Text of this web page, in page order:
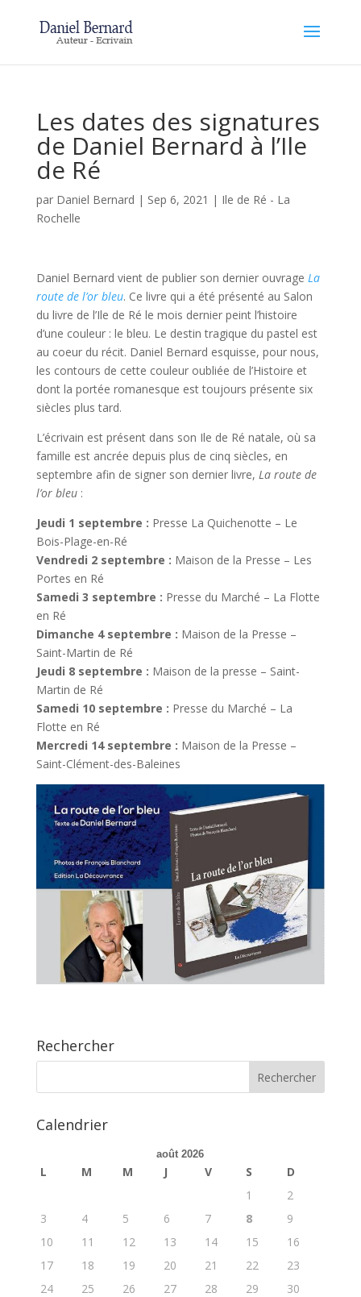
Les dates des signatures
de Daniel Bernard à l’Ile
de Ré
par Daniel Bernard | Sep 6, 2021 | Ile de Ré - La
Rochelle
Daniel Bernard vient de publier son dernier ouvrage La
route de l’or bleu. Ce livre qui a été présenté au Salon
du livre de l’Ile de Ré le mois dernier peint l’histoire
d’une couleur : le bleu. Le destin tragique du pastel est
au coeur du récit. Daniel Bernard esquisse, pour nous,
les contours de cette couleur oubliée de l’Histoire et
dont la portée romanesque est toujours présente six
siècles plus tard.
L’écrivain est présent dans son Ile de Ré natale, où sa
famille est ancrée depuis plus de cinq siècles, en
septembre afin de signer son dernier livre, La route de
l’or bleu:
Jeudi 1 septembre : Presse La Quichenotte – Le
Bois-Plage-en-Ré
Vendredi 2 septembre : Maison de la Presse – Les
Portes en Ré
Samedi 3 septembre : Presse du Marché – La Flotte
en Ré
Dimanche 4 septembre : Maison de la Presse –
Saint-Martin de Ré
Jeudi 8 septembre : Maison de la presse – Saint-
Martin de Ré
Samedi 10 septembre : Presse du Marché – La
Flotte en Ré
Mercredi 14 septembre : Maison de la Presse –
Saint-Clément-des-Baleines
Rechercher
Calendrier
août 2026
L M M J V S
D
1
2
3
4 5 6 7 8
9
10
11 12 13 14 15
16
17
18 19 20 21 22
23
24
25 26 27 28 29
30